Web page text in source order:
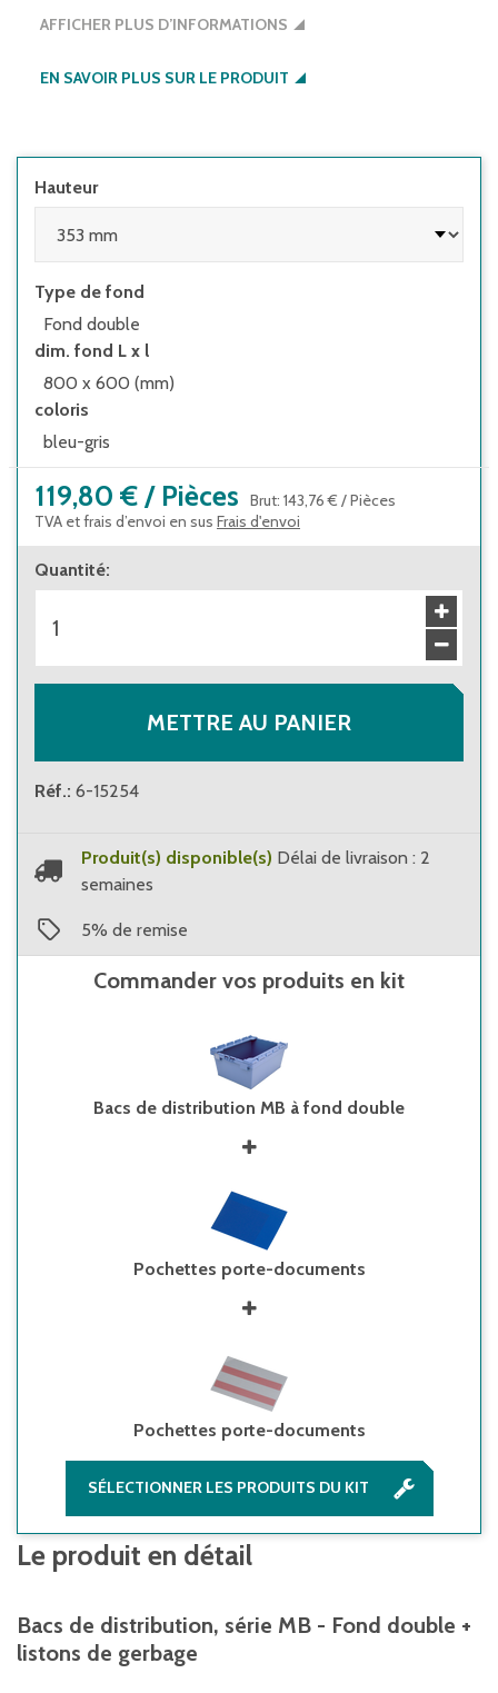
bonne gerbabilité grâce aux listons de
Veuillez noter : Certains systèmes de
de vous proposer des bacs dont le fond est
du même coloris que le bac.
AFFICHER PLUS D’INFORMATIONS
EN SAVOIR PLUS SUR LE PRODUIT
Hauteur
Type de fond
Fond double
dim. fond L x l
800 x 600 (mm)
coloris
bleu-gris
119,80 € / Pièces Brut: 143,76 € /Pièces
TVA et frais d’envoi en sus Frais d'envoi
Quantité:
METTRE AU PANIER
Réf.: 6-15254
Produit(s) disponible(s) Délai de livraison : 2
semaines
5% de remise
Commander vos produits en kit
Bacs de distribution MB à fond double
Pochettes porte-documents
Pochettes porte-documents
SÉLECTIONNER LES PRODUITS DU KIT
Le produit en détail
Bacs de distribution, série MB - Fond double +
listons de gerbage